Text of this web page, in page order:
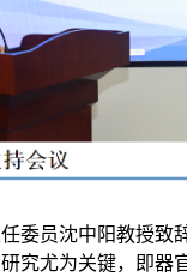
委员沈中阳教授致
究尤为关键，即器